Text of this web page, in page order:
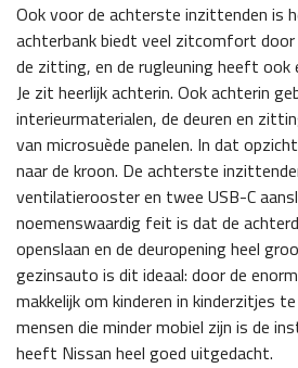
Ook voor de achterste inzittenden is
achterbank biedt veel zitcomfort door
de zitting, en de rugleuning heeft ook
Je zit heerlijk achterin. Ook achterin
interieurmaterialen, de deuren en
van microsuède panelen. In dat
naar de kroon. De achterste
ventilatierooster en twee USB-C
noemenswaardig feit is dat de
openslaan en de deuropening heel
gezinsauto is dit ideaal: door de
makkelijk om kinderen in kinderzitjes
mensen die minder mobiel zijn is de
heeft Nissan heel goed uitgedacht.